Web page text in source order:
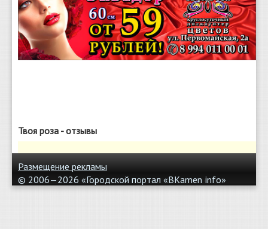
Твоя роза - отзывы
Размещение рекламы
© 2006—2026 «Городской портал «BKamen info»